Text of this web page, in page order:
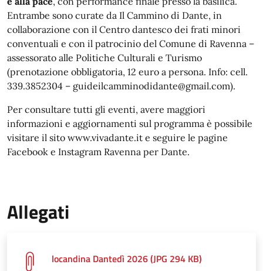
Entrambe sono curate da Il Cammino di Dante, in
collaborazione con il Centro dantesco dei frati minori
conventuali e con il patrocinio del Comune di Ravenna –
assessorato alle Politiche Culturali e Turismo
(prenotazione obbligatoria, 12 euro a persona. Info: cell.
339.3852304 – guideilcamminodidante@gmail.com).
Per consultare tutti gli eventi, avere maggiori
informazioni e aggiornamenti sul programma è possibile
visitare il sito www.vivadante.it e seguire le pagine
Facebook e Instagram Ravenna per Dante.
Allegati
locandina Dantedì 2026 (JPG 294 KB)